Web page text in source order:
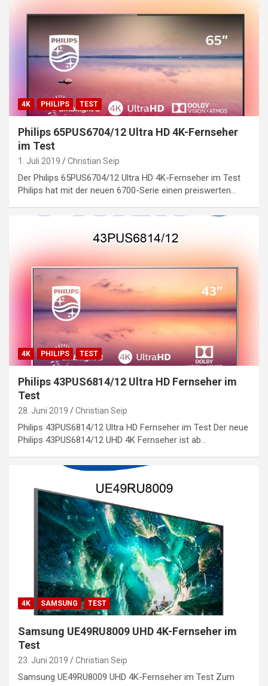
4K PHILIPS TEST
Philips 65PUS6704/12 Ultra HD 4K-Fernseher
im Test
1. Juli 2019 Christian Seip
Der Philips 65PUS6704/12 Ultra HD 4K-Fernseher im Test
Philips hat mit der neuen 6700-Serie einen preiswerten…
4K PHILIPS TEST
Philips 43PUS6814/12 Ultra HD Fernseher im
Test
28. Juni 2019 Christian Seip
Philips 43PUS6814/12 Ultra HD Fernseher im Test Der neue
Philips 43PUS6814/12 UHD 4K Fernseher ist ab…
4K SAMSUNG TEST
Samsung UE49RU8009 UHD 4K-Fernseher im
Test
23. Juni 2019 Christian Seip
Samsung UE49RU8009 UHD 4K-Fernseher im Test Zum